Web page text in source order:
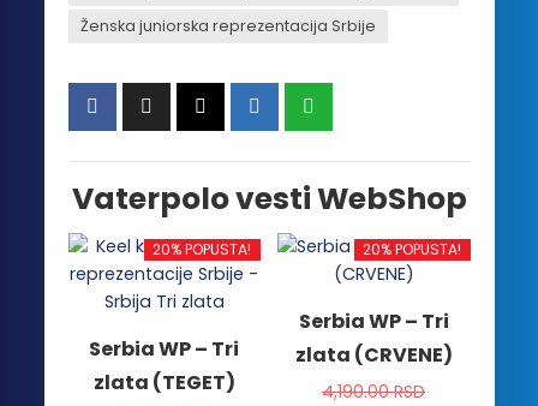
Ženska juniorska reprezentacija Srbije
Vaterpolo vesti WebShop
20% POPUSTA!
Serbia WP – Tri
zlata (TEGET)
20% POPUSTA!
Serbia WP – Tri
zlata (CRVENE)
4,190.00RSD